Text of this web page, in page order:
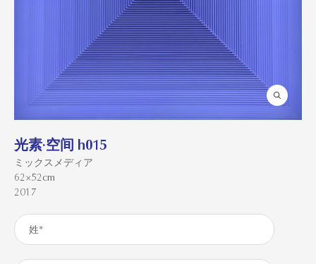
光素·空间 h015
ミックスメディア
62×52cm
2017